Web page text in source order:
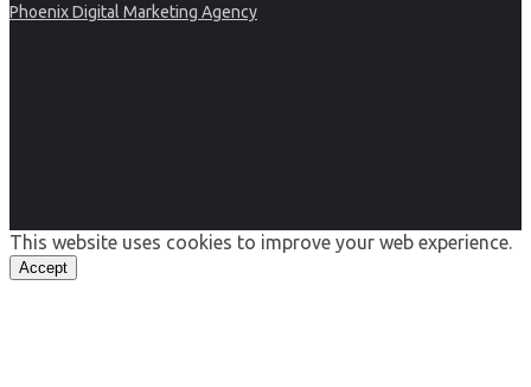
Phoenix Digital Marketing Agency
This website uses cookies to improve your web experience.
Accept